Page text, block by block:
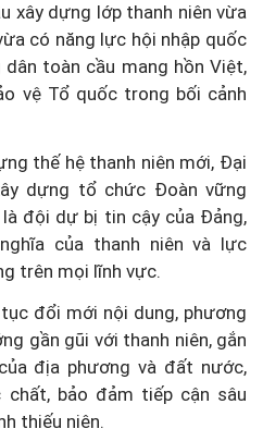
xây dựng lớp thanh niên vừa
có năng lực hội nhập quốc
toàn cầu mang hồn Việt,
vệ Tổ quốc trong bối cảnh
thế hệ thanh niên mới, Đại
dựng tổ chức Đoàn vững
đội dự bị tin cậy của Đảng,
của thanh niên và lực
trên mọi lĩnh vực.
đổi mới nội dung, phương
gần gũi với thanh niên, gắn
địa phương và đất nước,
bảo đảm tiếp cận sâu
thiếu niên.